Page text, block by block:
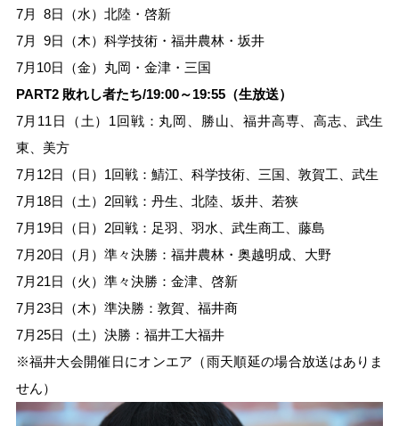
7月 8日（水）北陸・啓新
7月 9日（木）科学技術・福井農林・坂井
7月10日（金）丸岡・金津・三国
PART2 敗れし者たち/19:00～19:55（生放送）
7月11日（土）1回戦：丸岡、勝山、福井高専、高志、武生
東、美方
7月12日（日）1回戦：鯖江、科学技術、三国、敦賀工、武生
7月18日（土）2回戦：丹生、北陸、坂井、若狭
7月19日（日）2回戦：足羽、羽水、武生商工、藤島
7月20日（月）準々決勝：福井農林・奥越明成、大野
7月21日（火）準々決勝：金津、啓新
7月23日（木）準決勝：敦賀、福井商
7月25日（土）決勝：福井工大福井
※福井大会開催日にオンエア（雨天順延の場合放送はありま
せん）